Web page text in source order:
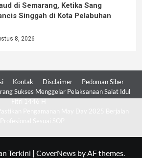
di Semarang, Ketika Sang
Singgah di Kota Pelabuhan
8, 2026
Kontak Disclaimer
Pedoman Siber
Sukses Menggelar Pelaksanaan Salat Idul
Terkini | CoverNewsby AF themes.